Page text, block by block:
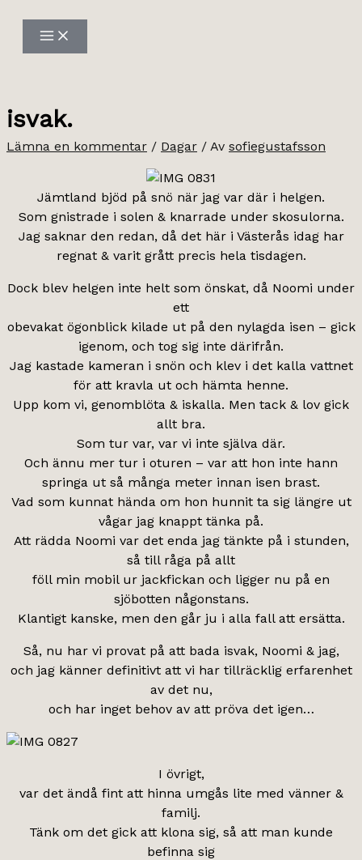
innehåll
isvak.
Lämna en kommentar / Dagar / Av sofiegustafsson
Jämtland bjöd på snö när jag var där i helgen.
Som gnistrade i solen & knarrade under skosulorna.
Jag saknar den redan, då det här i Västerås idag har
regnat & varit grått precis hela tisdagen.
Dock blev helgen inte helt som önskat, då Noomi under
ett
obevakat ögonblick kilade ut på den nylagda isen – gick
igenom, och tog sig inte därifrån.
Jag kastade kameran i snön och klev i det kalla vattnet
för att kravla ut och hämta henne.
Upp kom vi, genomblöta & iskalla. Men tack & lov gick
allt bra.
Som tur var, var vi inte själva där.
Och ännu mer tur i oturen – var att hon inte hann
springa ut så många meter innan isen brast.
Vad som kunnat hända om hon hunnit ta sig längre ut
vågar jag knappt tänka på.
Att rädda Noomi var det enda jag tänkte på i stunden,
så till råga på allt
föll min mobil ur jackfickan och ligger nu på en
sjöbotten någonstans.
Klantigt kanske, men den går ju i alla fall att ersätta.
Så, nu har vi provat på att bada isvak, Noomi & jag,
och jag känner definitivt att vi har tillräcklig erfarenhet
av det nu,
och har inget behov av att pröva det igen…
I övrigt,
var det ändå fint att hinna umgås lite med vänner &
familj.
Tänk om det gick att klona sig, så att man kunde
befinna sig